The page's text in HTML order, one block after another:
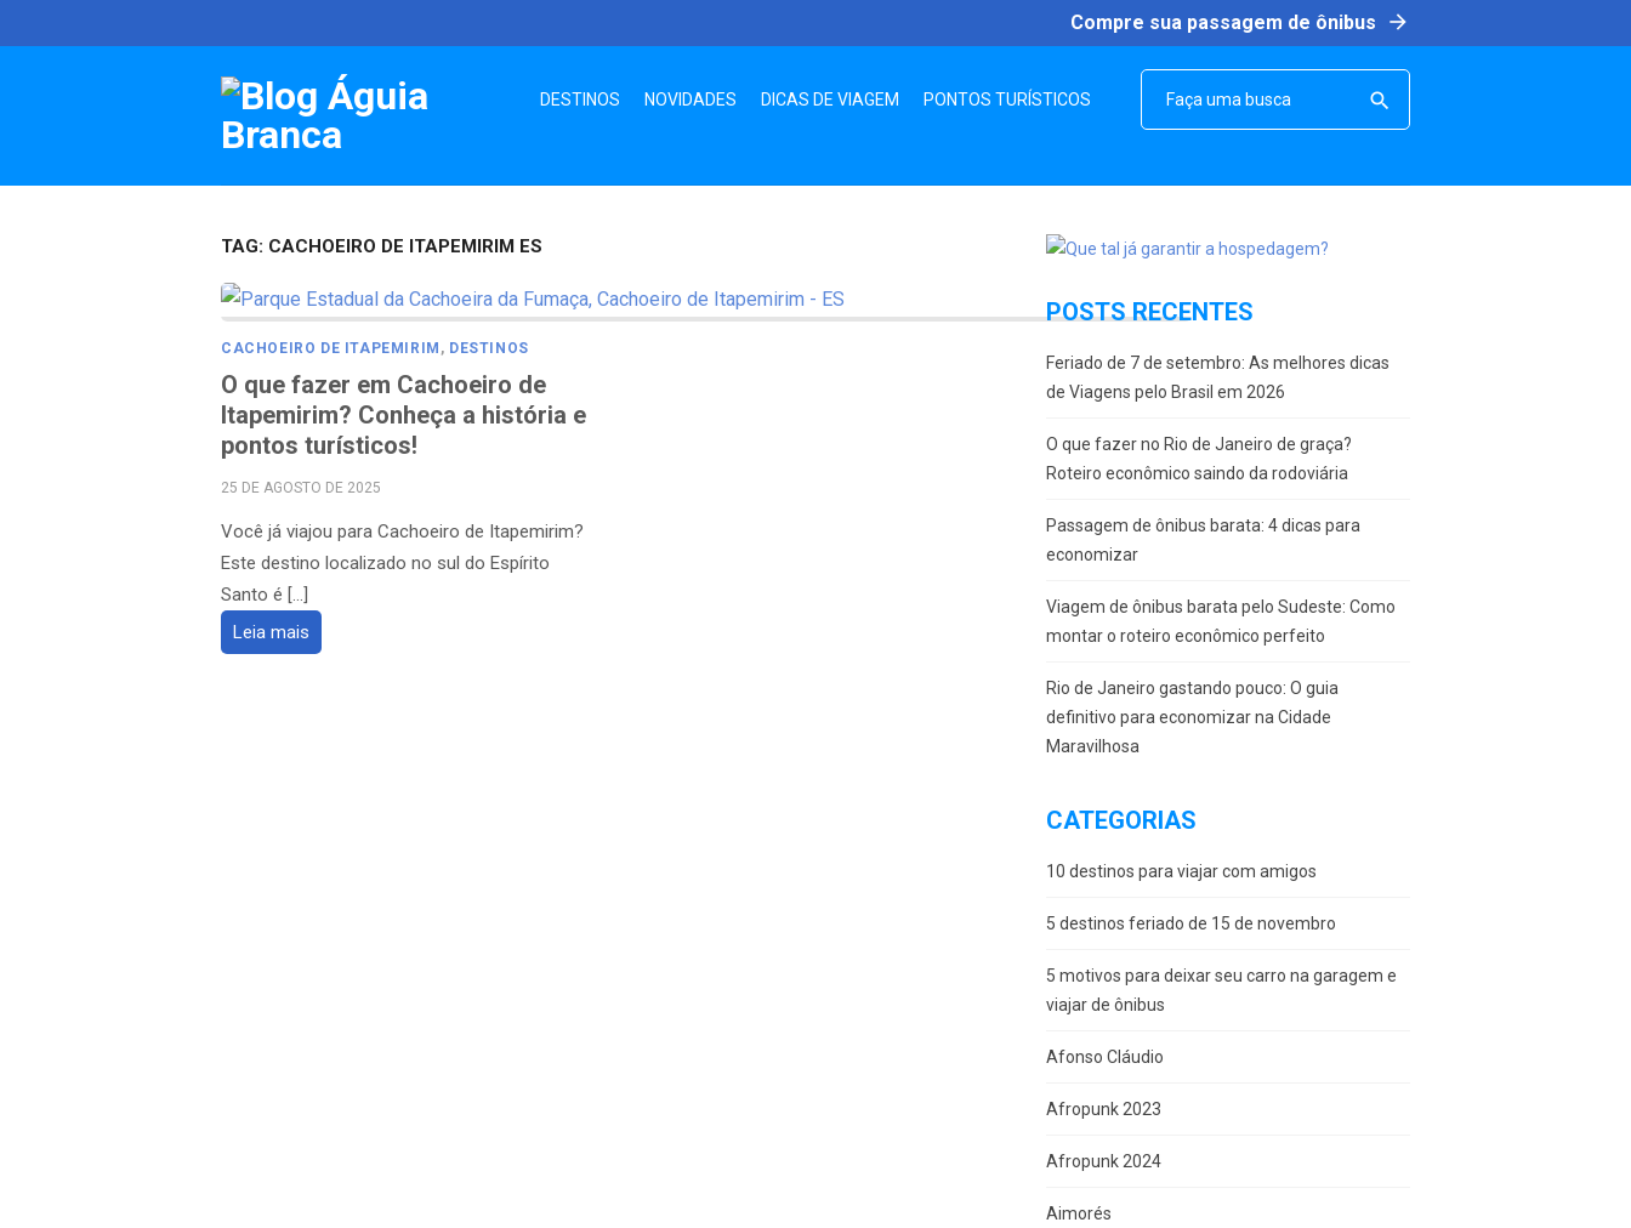
to
Compre sua passagem de ônibus arrow_forward
DESTINOS NOVIDADES DICAS DE VIAGEM PONTOS TURÍSTICOS 
TAG: CACHOEIRO DE ITAPEMIRIM ES
CACHOEIRO DE ITAPEMIRIM , DESTINOS
O que fazer em Cachoeiro de
Itapemirim? Conheça a história e
pontos turísticos!
POSTED
25 DE AGOSTO DE 2025
Você já viajou para Cachoeiro de Itapemirim?
Este destino localizado no sul do Espírito
Santo é […]
Leia mais
POSTS RECENTES
Feriado de 7 de setembro: As melhores dicas
de Viagens pelo Brasil em 2026
O que fazer no Rio de Janeiro de graça?
Roteiro econômico saindo da rodoviária
Passagem de ônibus barata: 4 dicas para
economizar
Viagem de ônibus barata pelo Sudeste: Como
montar o roteiro econômico perfeito
Rio de Janeiro gastando pouco: O guia
definitivo para economizar na Cidade
Maravilhosa
CATEGORIAS
10 destinos para viajar com amigos
5 destinos feriado de 15 de novembro
5 motivos para deixar seu carro na garagem e
viajar de ônibus
Afonso Cláudio
Afropunk 2023
Afropunk 2024
Aimorés